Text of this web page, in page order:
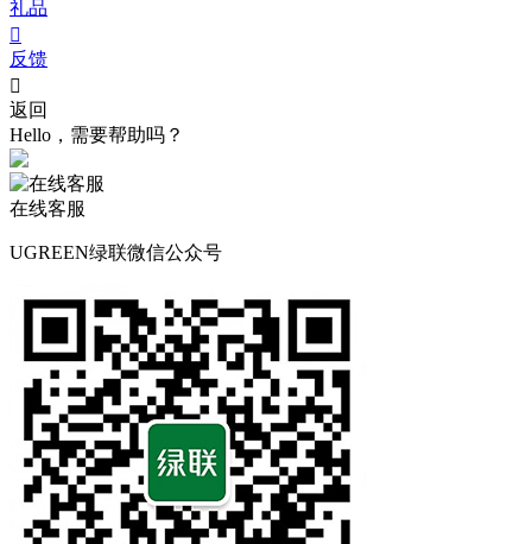
礼品

反馈

返回
Hello，需要帮助吗？
在线客服
UGREEN绿联微信公众号